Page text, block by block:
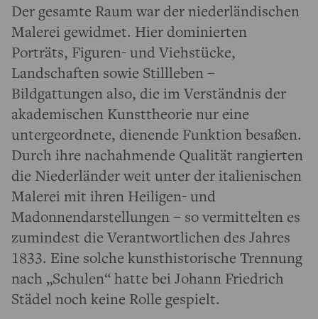
Der gesamte Raum war der niederländischen
Malerei gewidmet. Hier dominierten
Porträts, Figuren- und Viehstücke,
Landschaften sowie Stillleben –
Bildgattungen also, die im Verständnis der
akademischen Kunsttheorie nur eine
untergeordnete, dienende Funktion besaßen.
Durch ihre nachahmende Qualität rangierten
die Niederländer weit unter der italienischen
Malerei mit ihren Heiligen- und
Madonnendarstellungen – so vermittelten es
zumindest die Verantwortlichen des Jahres
1833. Eine solche kunsthistorische Trennung
nach „Schulen“ hatte bei Johann Friedrich
Städel noch keine Rolle gespielt.